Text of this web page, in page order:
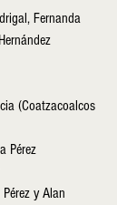
Fernanda
(Coatzacoalcos
Pérez
y Alan